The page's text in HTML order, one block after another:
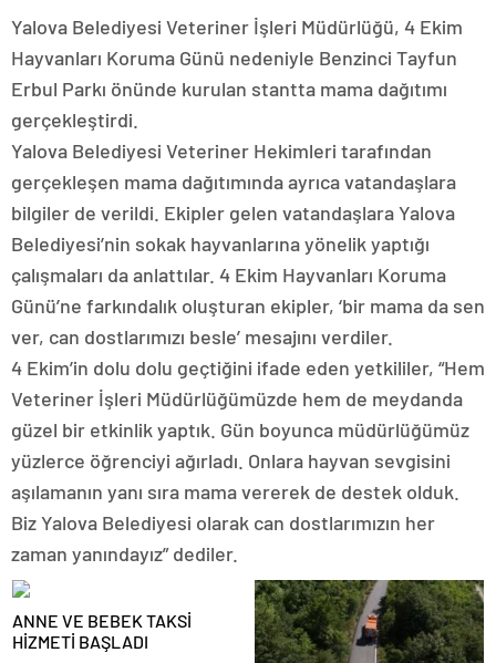
Yalova Belediyesi Veteriner İşleri Müdürlüğü, 4 Ekim
Hayvanları Koruma Günü nedeniyle Benzinci Tayfun
Erbul Parkı önünde kurulan stantta mama dağıtımı
gerçekleştirdi.
Yalova Belediyesi Veteriner Hekimleri tarafından
gerçekleşen mama dağıtımında ayrıca vatandaşlara
bilgiler de verildi. Ekipler gelen vatandaşlara Yalova
Belediyesi’nin sokak hayvanlarına yönelik yaptığı
çalışmaları da anlattılar. 4 Ekim Hayvanları Koruma
Günü’ne farkındalık oluşturan ekipler, ‘bir mama da sen
ver, can dostlarımızı besle’ mesajını verdiler.
4 Ekim’in dolu dolu geçtiğini ifade eden yetkililer, “Hem
Veteriner İşleri Müdürlüğümüzde hem de meydanda
güzel bir etkinlik yaptık. Gün boyunca müdürlüğümüz
yüzlerce öğrenciyi ağırladı. Onlara hayvan sevgisini
aşılamanın yanı sıra mama vererek de destek olduk.
Biz Yalova Belediyesi olarak can dostlarımızın her
zaman yanındayız” dediler.
ANNE VE BEBEK TAKSİ
HİZMETİ BAŞLADI